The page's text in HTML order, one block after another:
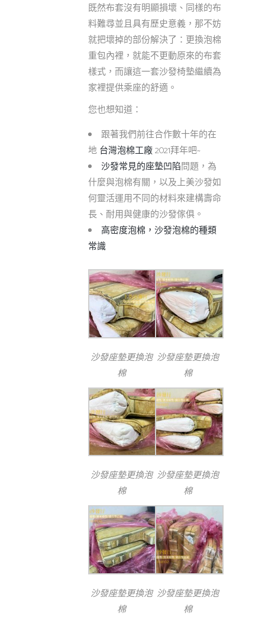
既然布套沒有明顯損壞、同樣的布
料難尋並且具有歷史意義，那不妨
就把壞掉的部份解決了：更換泡棉
重包內裡，就能不更動原來的布套
樣式，而讓這一套沙發椅墊繼續為
家裡提供乘座的舒適。
您也想知道：
跟著我們前往合作數十年的在
地 台灣泡棉工廠2021拜年吧~
沙發常見的座墊凹陷問題，為
什麼與泡棉有關，以及上美沙發如
何靈活運用不同的材料來建構壽命
長、耐用與健康的沙發傢俱。
高密度泡棉，沙發泡棉的種類
常識
沙發座墊更換泡
棉
沙發座墊更換泡
棉
沙發座墊更換泡
棉
沙發座墊更換泡
棉
沙發座墊更換泡
棉
沙發座墊更換泡
棉